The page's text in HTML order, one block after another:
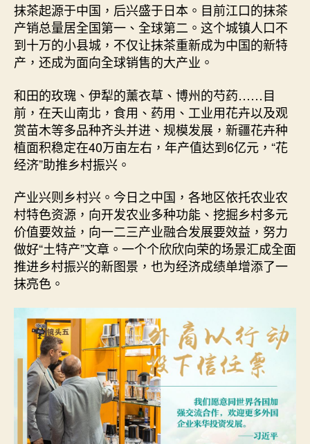
抹茶起源于中国，后兴盛于日本。目前江口的抹茶
产销总量居全国第一、全球第二。这个城镇人口不
到十万的小县城，不仅让抹茶重新成为中国的新特
产，还成为面向全球销售的大产业。
和田的玫瑰、伊犁的薰衣草、博州的芍药……目
前，在天山南北，食用、药用、工业用花卉以及观
赏苗木等多品种齐头并进、规模发展，新疆花卉种
植面积稳定在40万亩左右，年产值达到6亿元，“花
经济”助推乡村振兴。
产业兴则乡村兴。今日之中国，各地区依托农业农
村特色资源，向开发农业多种功能、挖掘乡村多元
价值要效益，向一二三产业融合发展要效益，努力
做好“土特产”文章。一个个欣欣向荣的场景汇成全面
推进乡村振兴的新图景，也为经济成绩单增添了一
抹亮色。